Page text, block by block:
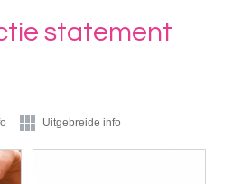
statement
Uitgebreide info